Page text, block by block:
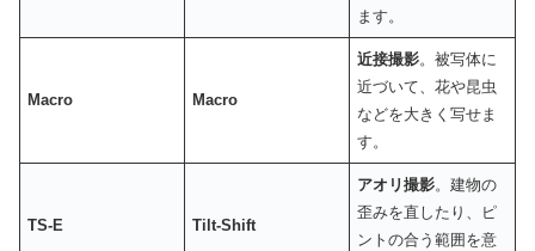
ます。
Macro Macro
近接撮影。被写体に
近づいて、花や昆虫
などを大きく写せま
す。
TS-E Tilt-Shift
アオリ撮影。建物の
歪みを直したり、ピ
ントの合う範囲を意